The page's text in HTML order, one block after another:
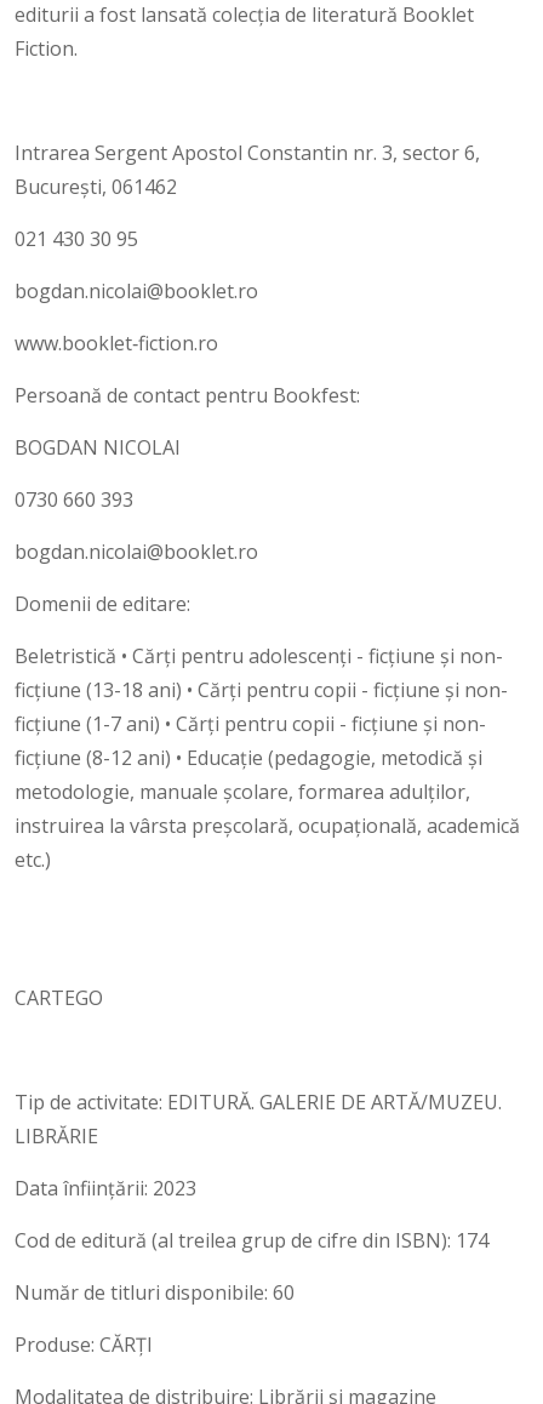
editurii a fost lansată colecția de literatură Booklet
Fiction.
Intrarea Sergent Apostol Constantin nr. 3, sector 6,
București, 061462
021 430 30 95
bogdan.nicolai@booklet.ro
www.booklet‑fiction.ro
Persoană de contact pentru Bookfest:
BOGDAN NICOLAI
0730 660 393
bogdan.nicolai@booklet.ro
Domenii de editare:
Beletristică • Cărţi pentru adolescenţi - ficţiune şi non-
ficţiune (13-18 ani) • Cărţi pentru copii - ficţiune şi non-
ficţiune (1-7 ani) • Cărţi pentru copii - ficţiune şi non-
ficţiune (8-12 ani) • Educaţie (pedagogie, metodică şi
metodologie, manuale şcolare, formarea adulţilor,
instruirea la vârsta preşcolară, ocupaţională, academică
etc.)
CARTEGO
Tip de activitate: EDITURĂ. GALERIE DE ARTĂ/MUZEU.
LIBRĂRIE
Data înființării: 2023
Cod de editură (al treilea grup de cifre din ISBN): 174
Număr de titluri disponibile: 60
Produse: CĂRȚI
Modalitatea de distribuire: Librării și magazine